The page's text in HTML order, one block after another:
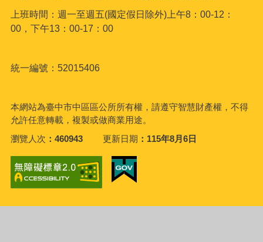
上班時間：週一至週五(國定假日除外)上午8：00-12：
00，下午13：00-17：00
統一編號：52015406
本網站為臺中市中區區公所所有權，請遵守智慧財產權，不得
允許任意轉載，複製或做商業用途。
瀏覽人次
460943 更新日期 115年8月6日